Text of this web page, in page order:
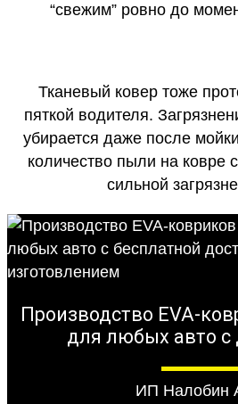
“свежим” ровно до
Тканевый ковер тоже
пяткой водителя.
убирается даже после
количество пыли на ковре
сильной
Производство EVA-
для любых авто с
ИП Налобин